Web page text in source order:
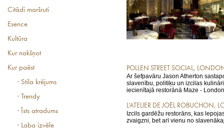
Citādi maršruti
Esence
Kultūra
Kur nakšņot
Kur paēst
· Stila krējums
· Trendy
· Īsts atradums
· Laba izvēle
POLLEN STREET SOCIAL,
Ar šefpavāru Jason Atherton
slavenību, politiķu un izcilas
iecienītajā restorānā Maze -
L’ATELIER DE JOËL ROBUCHON,
Izcils gardēžu restorāns, kas
zvaigzni, bet arī vienu no